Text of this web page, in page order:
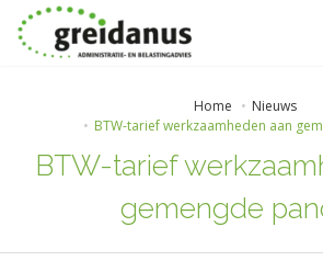
Home
Nieuws
BTW-tarief werkzaamheden aan
BTW-tarief
gemengde